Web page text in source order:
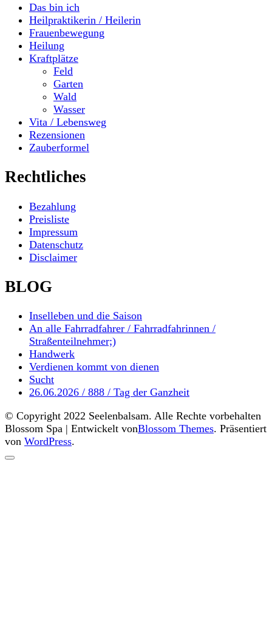
Das bin ich
Heilpraktikerin / Heilerin
Frauenbewegung
Heilung
Kraftplätze
Feld
Garten
Wald
Wasser
Vita / Lebensweg
Rezensionen
Zauberformel
Rechtliches
Bezahlung
Preisliste
Impressum
Datenschutz
Disclaimer
BLOG
Inselleben und die Saison
An alle Fahrradfahrer / Fahrradfahrinnen /
Straßenteilnehmer;)
Handwerk
Verdienen kommt von dienen
Sucht
26.06.2026 / 888 / Tag der Ganzheit
© Copyright 2022 Seelenbalsam. Alle Rechte vorbehalten
Blossom Spa | Entwickelt vonBlossom Themes. Präsentiert
von WordPress.